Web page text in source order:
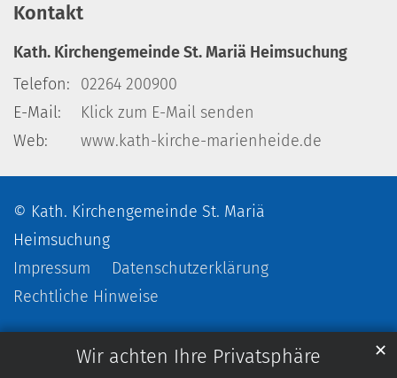
Wir achten Ihre Privatsphäre ✕
Kontakt
Kath. Kirchengemeinde St. Mariä Heimsuchung
Telefon:
02264 200900
E-Mail:
Klick zum E-Mail senden
Web:
www.kath-kirche-marienheide.de
© Kath. Kirchengemeinde St. Mariä
Heimsuchung
Impressum
Datenschutzerklärung
Rechtliche Hinweise